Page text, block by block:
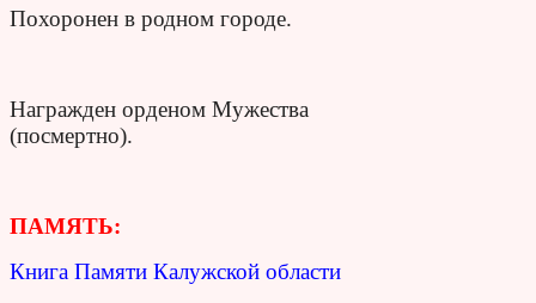
Похоронен в родном городе.
Награжден орденом Мужества
(посмертно).
ПАМЯТЬ:
Книга Памяти Калужской области